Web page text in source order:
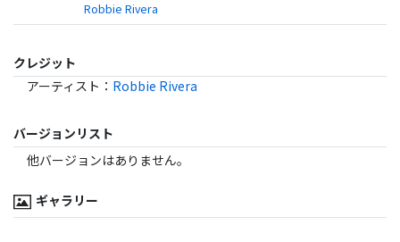
Robbie Rivera
クレジット
アーティスト ： Robbie Rivera
バージョンリスト
他バージョンはありません。
ギャラリー